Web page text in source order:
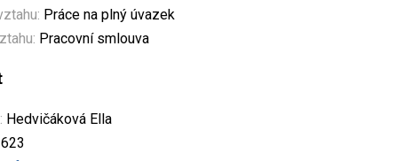
Práce na plný úvazek
Pracovní smlouva
Hedvičáková Ella